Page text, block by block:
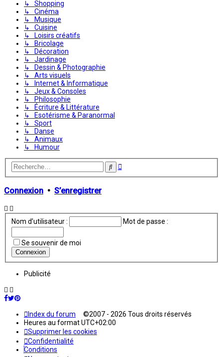
↳ Shopping
↳ Cinéma
↳ Musique
↳ Cuisine
↳ Loisirs créatifs
↳ Bricolage
↳ Décoration
↳ Jardinage
↳ Dessin & Photographie
↳ Arts visuels
↳ Internet & Informatique
↳ Jeux & Consoles
↳ Philosophie
↳ Écriture & Littérature
↳ Esotérisme & Paranormal
↳ Sport
↳ Danse
↳ Animaux
↳ Humour
Rechercher
Recherche
Connexion • S’enregistrer
Nom d’utilisateur : Mot de passe :
Se souvenir de moi
Publicité
Index du forum ©2007 - 2026 Tous droits réservés
Heures au formatUTC+02:00
Supprimer les cookies
Confidentialité
Conditions